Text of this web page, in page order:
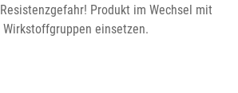
Produkt im Wechsel mit
einsetzen.